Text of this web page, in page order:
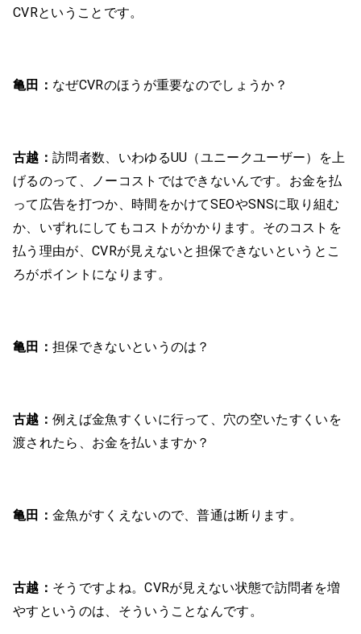
CVRということです。
亀田： なぜCVRのほうが重要なのでしょうか？
古越： 訪問者数、いわゆるUU（ユニークユーザー）を上
げるのって、ノーコストではできないんです。お金を払
って広告を打つか、時間をかけてSEOやSNSに取り組む
か、いずれにしてもコストがかかります。そのコストを
払う理由が、CVRが見えないと担保できないというとこ
ろがポイントになります。
亀田： 担保できないというのは？
古越： 例えば金魚すくいに行って、穴の空いたすくいを
渡されたら、お金を払いますか？
亀田： 金魚がすくえないので、普通は断ります。
古越： そうですよね。CVRが見えない状態で訪問者を増
やすというのは、そういうことなんです。